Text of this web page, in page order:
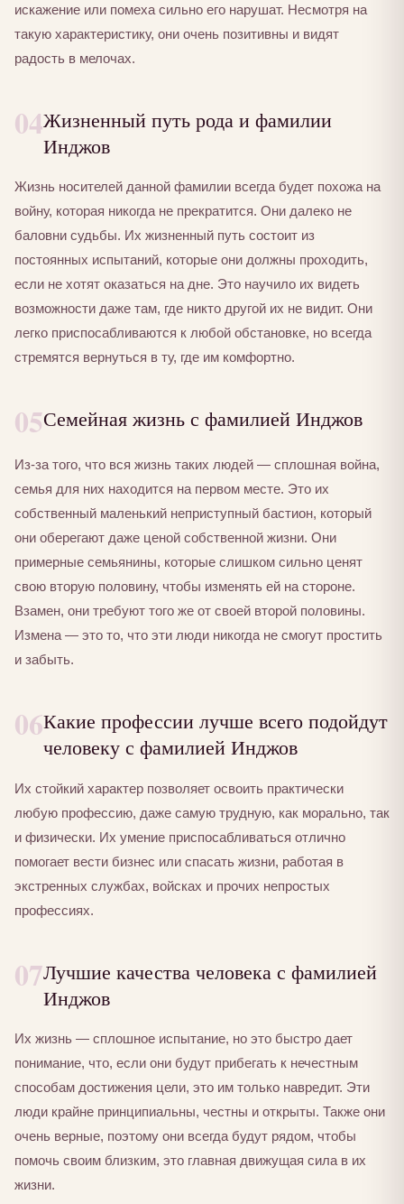
искажение или помеха сильно его нарушат. Несмотря на
такую характеристику, они очень позитивны и видят
радость в мелочах.
04Жизненный путь рода и фамилии
Инджов
Жизнь носителей данной фамилии всегда будет похожа на
войну, которая никогда не прекратится. Они далеко не
баловни судьбы. Их жизненный путь состоит из
постоянных испытаний, которые они должны проходить,
если не хотят оказаться на дне. Это научило их видеть
возможности даже там, где никто другой их не видит. Они
легко приспосабливаются к любой обстановке, но всегда
стремятся вернуться в ту, где им комфортно.
05Семейная жизнь с фамилией Инджов
Из-за того, что вся жизнь таких людей — сплошная война,
семья для них находится на первом месте. Это их
собственный маленький неприступный бастион, который
они оберегают даже ценой собственной жизни. Они
примерные семьянины, которые слишком сильно ценят
свою вторую половину, чтобы изменять ей на стороне.
Взамен, они требуют того же от своей второй половины.
Измена — это то, что эти люди никогда не смогут простить
и забыть.
06Какие профессии лучше всего подойдут
человеку с фамилией Инджов
Их стойкий характер позволяет освоить практически
любую профессию, даже самую трудную, как морально, так
и физически. Их умение приспосабливаться отлично
помогает вести бизнес или спасать жизни, работая в
экстренных службах, войсках и прочих непростых
профессиях.
07Лучшие качества человека с фамилией
Инджов
Их жизнь — сплошное испытание, но это быстро дает
понимание, что, если они будут прибегать к нечестным
способам достижения цели, это им только навредит. Эти
люди крайне принципиальны, честны и открыты. Также они
очень верные, поэтому они всегда будут рядом, чтобы
помочь своим близким, это главная движущая сила в их
жизни.